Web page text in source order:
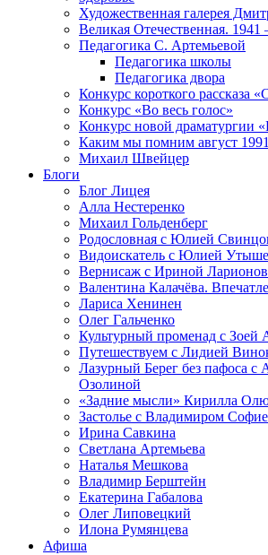
Художественная галерея
Великая Отечественная.
Педагогика С. Артемьевой
Педагогика школы
Педагогика двора
Конкурс короткого рассказа
Конкурс «Во весь голос»
Конкурс новой драматургии
Каким мы помним август
Михаил Швейцер
Блоги
Блог Лицея
Алла Нестеренко
Михаил Гольденберг
Родословная с Юлией
Видоискатель с Юлией
Вернисаж с Ириной
Валентина Калачёва.
Лариса Хенинен
Олег Гальченко
Культурный променад с Зоей
Путешествуем с Лидией
Лазурный Берег без пафоса с
Озолиной
«Задние мысли» Кирилла
Застолье с Владимиром
Ирина Савкина
Светлана Артемьева
Наталья Мешкова
Владимир Берштейн
Екатерина Габалова
Олег Липовецкий
Илона Румянцева
Афиша